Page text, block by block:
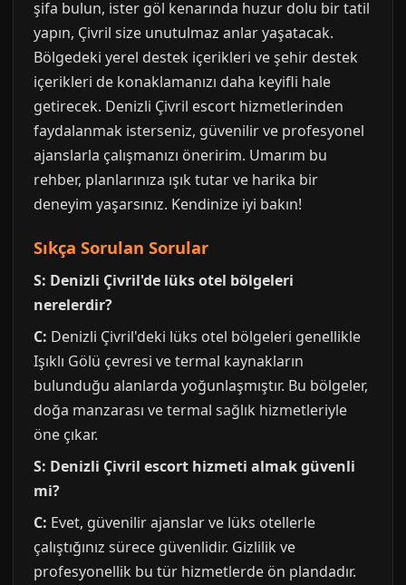
şifa bulun, ister göl kenarında huzur dolu bir tatil
yapın, Çivril size unutulmaz anlar yaşatacak.
Bölgedeki yerel destek içerikleri ve şehir destek
içerikleri de konaklamanızı daha keyifli hale
getirecek. Denizli Çivril escort hizmetlerinden
faydalanmak isterseniz, güvenilir ve profesyonel
ajanslarla çalışmanızı öneririm. Umarım bu
rehber, planlarınıza ışık tutar ve harika bir
deneyim yaşarsınız. Kendinize iyi bakın!
Sıkça Sorulan Sorular
S: Denizli Çivril'de lüks otel bölgeleri
nerelerdir?
C: Denizli Çivril'deki lüks otel bölgeleri genellikle
Işıklı Gölü çevresi ve termal kaynakların
bulunduğu alanlarda yoğunlaşmıştır. Bu bölgeler,
doğa manzarası ve termal sağlık hizmetleriyle
öne çıkar.
S: Denizli Çivril escort hizmeti almak güvenli
mi?
C: Evet, güvenilir ajanslar ve lüks otellerle
çalıştığınız sürece güvenlidir. Gizlilik ve
profesyonellik bu tür hizmetlerde ön plandadır.